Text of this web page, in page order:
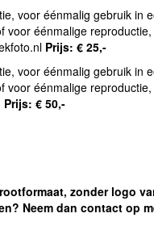
voor éénmalig gebruik in
voor éénmalige
Prijs: € 25,-
voor éénmalig gebruik in
voor éénmalige
Prijs: € 50,-
zonder logo
Neem dan contact op